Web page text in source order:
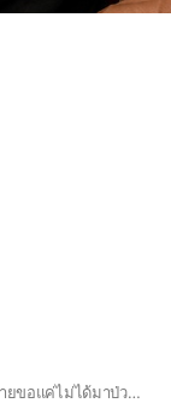
ใครที่อยากเข้ากลุ่มนี้นะครับเข้าได้ตามสบายขอแค่ไม่ได้มาป่วนน้ามาดูข่าวแล้วถ้าอยากเล่นจิงๆไปอีกกลุ่มที่ประกาศใว้เด้อ